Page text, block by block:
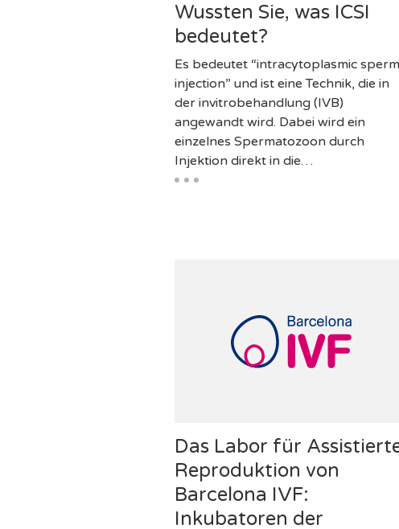
Wussten Sie, was ICSI
bedeutet?
Es bedeutet “intracytoplasmic sperm
injection” und ist eine Technik, die in
der invitrobehandlung (IVB)
angewandt wird. Dabei wird ein
einzelnes Spermatozoon durch
Injektion direkt in die…
Das Labor für
Reproduktion von
Barcelona IVF:
Inkubatoren der